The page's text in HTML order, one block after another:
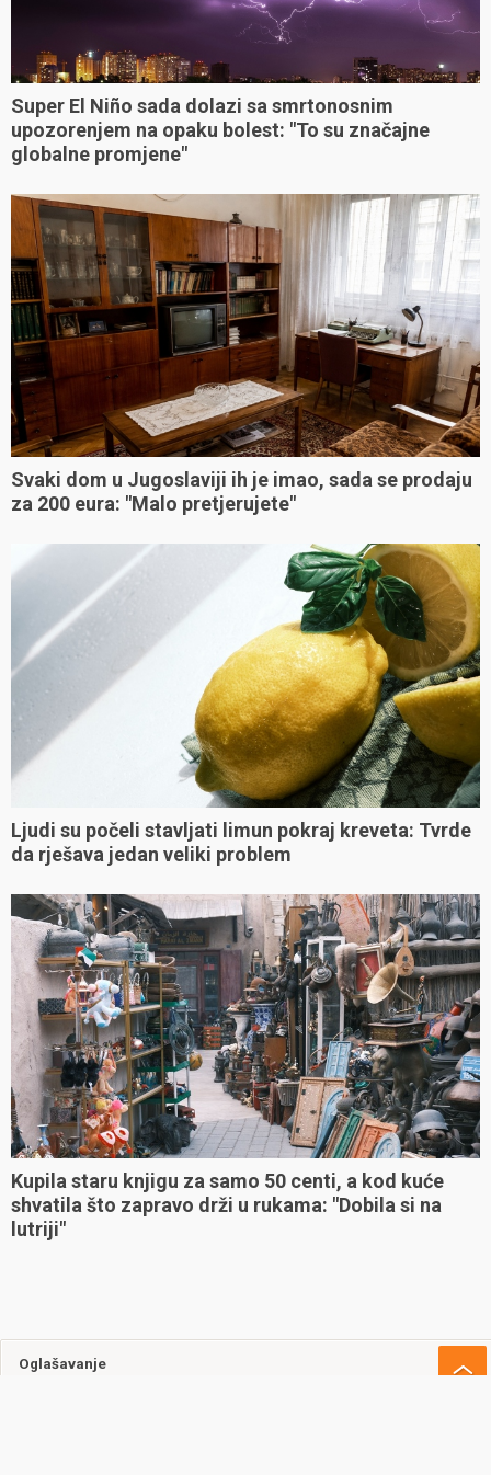
Super El Niño sada dolazi sa smrtonosnim
upozorenjem na opaku bolest: "To su značajne
globalne promjene"
Svaki dom u Jugoslaviji ih je imao, sada se prodaju
za 200 eura: "Malo pretjerujete"
Ljudi su počeli stavljati limun pokraj kreveta: Tvrde
da rješava jedan veliki problem
Kupila staru knjigu za samo 50 centi, a kod kuće
shvatila što zapravo drži u rukama: "Dobila si na
lutriji"
Oglašavanje